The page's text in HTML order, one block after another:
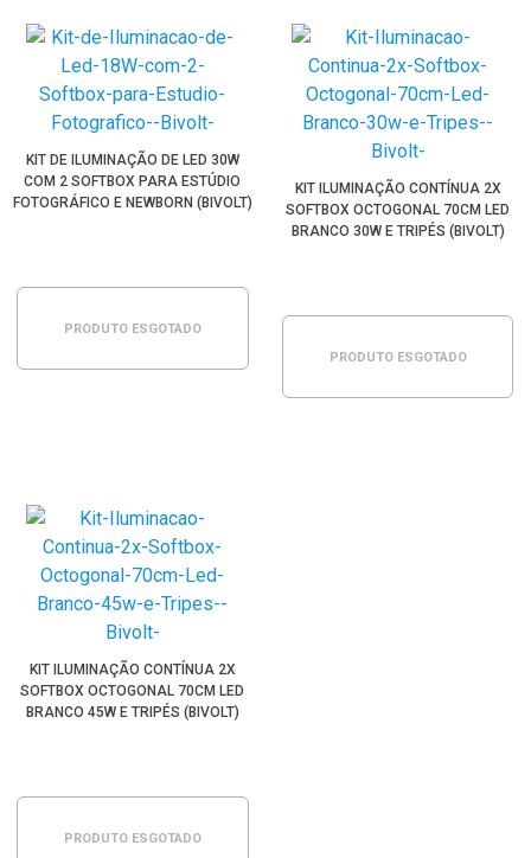
KIT DE ILUMINAÇÃO DE LED 30W
COM 2 SOFTBOX PARA ESTÚDIO
FOTOGRÁFICO E NEWBORN (BIVOLT)
PRODUTO ESGOTADO
KIT ILUMINAÇÃO CONTÍNUA 2X
SOFTBOX OCTOGONAL 70CM LED
BRANCO 30W E TRIPÉS (BIVOLT)
PRODUTO ESGOTADO
KIT ILUMINAÇÃO CONTÍNUA 2X
SOFTBOX OCTOGONAL 70CM LED
BRANCO 45W E TRIPÉS (BIVOLT)
PRODUTO ESGOTADO